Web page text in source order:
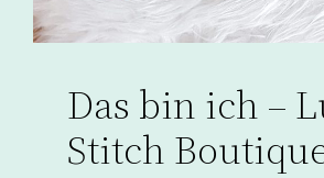
Das bin ich –
Stitch